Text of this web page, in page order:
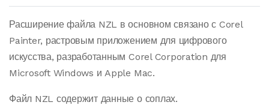
Расширение файла NZL в основном связано с Corel
Painter, растровым приложением для цифрового
искусства, разработанным Corel Corporation для
Microsoft Windows и Apple Mac.
Файл NZL содержит данные о соплах.